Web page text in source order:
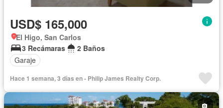
USD$ 165,000
El Higo, San Carlos
3 Recámaras
2 Baños
Garaje
Hace 1 semana, 3 días en - Philip James Realty Corp.